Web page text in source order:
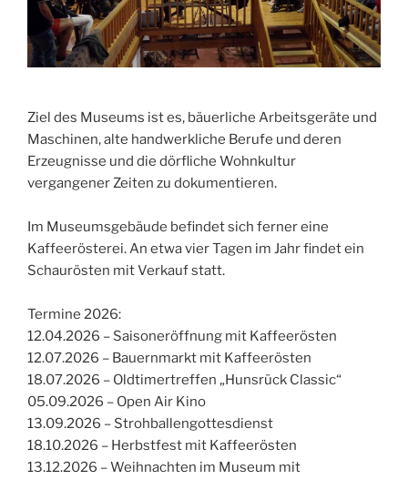
Ziel des Museums ist es, bäuerliche Arbeitsgeräte und
Maschinen, alte handwerkliche Berufe und deren
Erzeugnisse und die dörfliche Wohnkultur
vergangener Zeiten zu dokumentieren.
Im Museumsgebäude befindet sich ferner eine
Kaffeerösterei. An etwa vier Tagen im Jahr findet ein
Schaurösten mit Verkauf statt.
Termine 2026:
12.04.2026 – Saisoneröffnung mit Kaffeerösten
12.07.2026 – Bauernmarkt mit Kaffeerösten
18.07.2026 – Oldtimertreffen „Hunsrück Classic“
05.09.2026 – Open Air Kino
13.09.2026 – Strohballengottesdienst
18.10.2026 – Herbstfest mit Kaffeerösten
13.12.2026 – Weihnachten im Museum mit